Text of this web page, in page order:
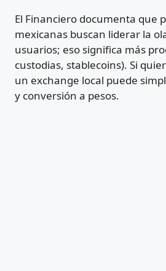
El Financiero documenta que
mexicanas buscan liderar la
usuarios; eso significa más
custodias, stablecoins). Si
un exchange local puede
y conversión a pesos.